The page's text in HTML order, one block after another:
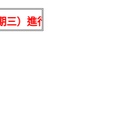
）進行系統維護作業